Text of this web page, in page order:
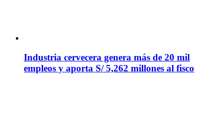
Industria cervecera genera más de 20 mil
empleos y aporta S/ 5,262 millones al fisco